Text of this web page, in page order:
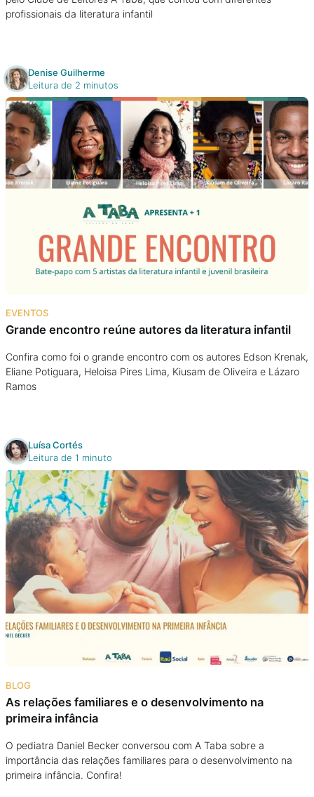
profissionais da literatura infantil
Denise Guilherme
Leitura de 2 minutos
EVENTOS
Grande encontro reúne autores da literatura infantil
Confira como foi o grande encontro com os autores Edson Krenak,
Eliane Potiguara, Heloisa Pires Lima, Kiusam de Oliveira e Lázaro
Ramos
Luísa Cortés
Leitura de 1 minuto
BLOG
As relações familiares e o desenvolvimento na
primeira infância
O pediatra Daniel Becker conversou com A Taba sobre a
importância das relações familiares para o desenvolvimento na
primeira infância. Confira!